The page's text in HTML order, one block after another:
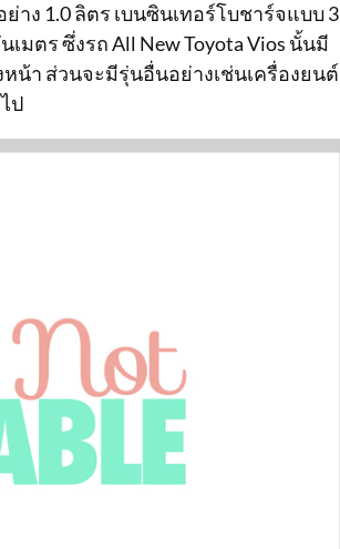
ง 1.0 ลิตร เบนซินเทอร์โบชาร์จแบบ 3
มตร ซึ่งรถ All New Toyota Vios นั้นมี
น้า ส่วนจะมีรุ่นอื่นอย่างเช่นเครื่องยนต์
ป